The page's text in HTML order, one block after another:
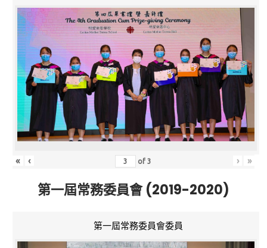
« ‹ of3 › »
第一屆常務委員會 (2019-2020)
第一屆常務委員會委員